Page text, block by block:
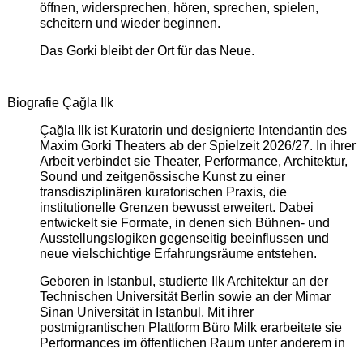
öffnen, widersprechen, hören, sprechen, spielen,
scheitern und wieder beginnen.
Das Gorki bleibt der Ort für das Neue.
Biografie Çağla Ilk
Çağla Ilk ist Kuratorin und designierte Intendantin des
Maxim Gorki Theaters ab der Spielzeit 2026/27. In ihrer
Arbeit verbindet sie Theater, Performance, Architektur,
Sound und zeitgenössische Kunst zu einer
transdisziplinären kuratorischen Praxis, die
institutionelle Grenzen bewusst erweitert. Dabei
entwickelt sie Formate, in denen sich Bühnen- und
Ausstellungslogiken gegenseitig beeinflussen und
neue vielschichtige Erfahrungsräume entstehen.
Geboren in Istanbul, studierte Ilk Architektur an der
Technischen Universität Berlin sowie an der Mimar
Sinan Universität in Istanbul. Mit ihrer
postmigrantischen Plattform Büro Milk erarbeitete sie
Performances im öffentlichen Raum unter anderem in